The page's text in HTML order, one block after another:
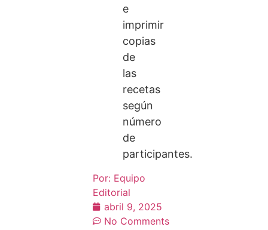
e
imprimir
copias
de
las
recetas
según
número
de
participantes.
Por: Equipo
Editorial
abril 9, 2025
No Comments